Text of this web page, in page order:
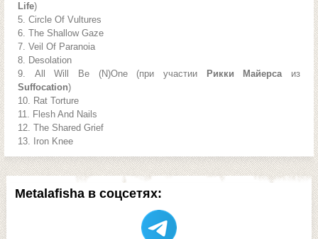
Metalafisha в соцсетях:
Life)
Circle Of Vultures
The Shallow Gaze
Veil Of Paranoia
Desolation
All Will Be (N)One (при участии
Рикки Майерсаиз
Suffocation)
Rat Torture
Flesh And Nails
The Shared Grief
Iron Knee